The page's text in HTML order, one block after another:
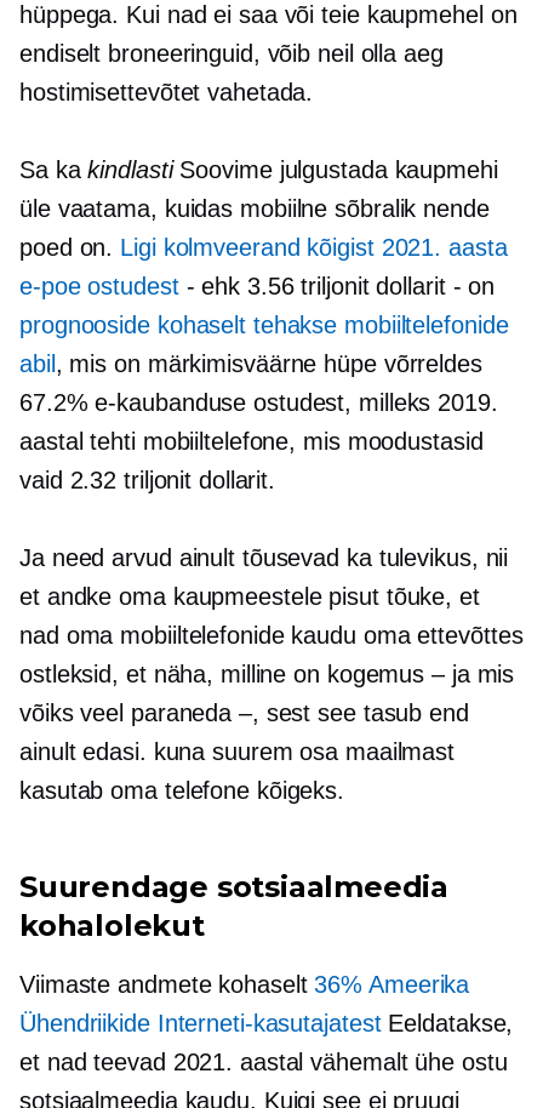
hüppega. Kui nad ei saa või teie kaupmehel on
endiselt broneeringuid, võib neil olla aeg
hostimisettevõtet vahetada.
Sa kakindlastiSoovime julgustada kaupmehi
üle vaatama, kuidas mobiilne sõbralik nende
poed on. Ligi kolmveerand kõigist 2021. aasta
e-poe ostudest- ehk 3.56 triljonit dollarit - on
prognooside kohaselt tehakse mobiiltelefonide
abil , mis on märkimisväärne hüpe võrreldes
67.2% e-kaubanduse ostudest, milleks 2019.
aastal tehti mobiiltelefone, mis moodustasid
vaid 2.32 triljonit dollarit.
Ja need arvud ainult tõusevad ka tulevikus, nii
et andke oma kaupmeestele pisut tõuke, et
nad oma mobiiltelefonide kaudu oma ettevõttes
ostleksid, et näha, milline on kogemus – ja mis
võiks veel paraneda –, sest see tasub end
ainult edasi. kuna suurem osa maailmast
kasutab oma telefone kõigeks.
Suurendage sotsiaalmeedia
kohalolekut
Viimaste andmete kohaselt36% Ameerika
Ühendriikide Interneti-kasutajatestEeldatakse,
et nad teevad 2021. aastal vähemalt ühe ostu
sotsiaalmeedia kaudu. Kuigi see ei pruugi